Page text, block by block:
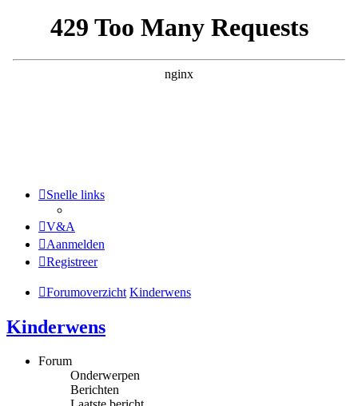
Snelle links
V&A
Aanmelden
Registreer
Forumoverzicht Kinderwens
Kinderwens
Forum
Onderwerpen
Berichten